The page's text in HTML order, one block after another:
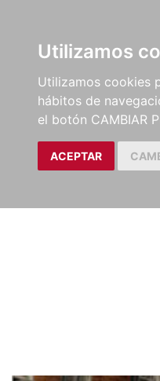
Utilizamos
Utilizamos cookies
hábitos de
el botón CAMBIAR
ACEPTAR